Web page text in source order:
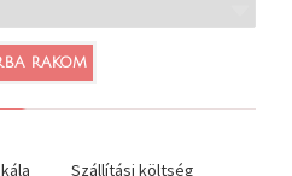
rakom
Szállítási költség